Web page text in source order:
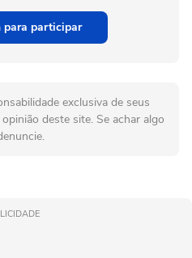
para participar
exclusiva de seus
deste site. Se achar algo